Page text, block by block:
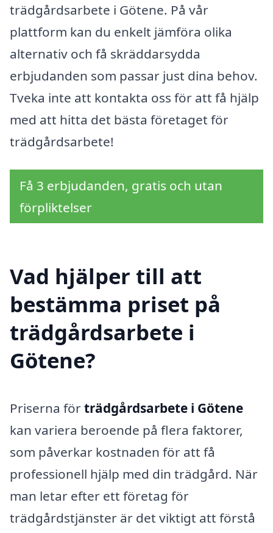
trädgårdsarbete i Götene. På vår
plattform kan du enkelt jämföra olika
alternativ och få skräddarsydda
erbjudanden som passar just dina behov.
Tveka inte att kontakta oss för att få hjälp
med att hitta det bästa företaget för
trädgårdsarbete!
Få 3 erbjudanden, gratis och utan
förpliktelser
Vad hjälper till att
bestämma priset på
trädgårdsarbete i
Götene?
Priserna förträdgårdsarbete i Götene
kan variera beroende på flera faktorer,
som påverkar kostnaden för att få
professionell hjälp med din trädgård. När
man letar efter ett företag för
trädgårdstjänster är det viktigt att förstå